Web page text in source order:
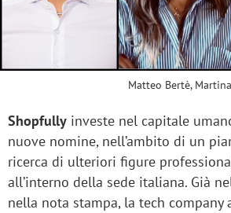
Matteo Bertè,
Shopfully investe nel capitale
nuove nomine, nell’ambito di un
ricerca di ulteriori figure
all’interno della sede italiana. Già
nella nota stampa, la tech